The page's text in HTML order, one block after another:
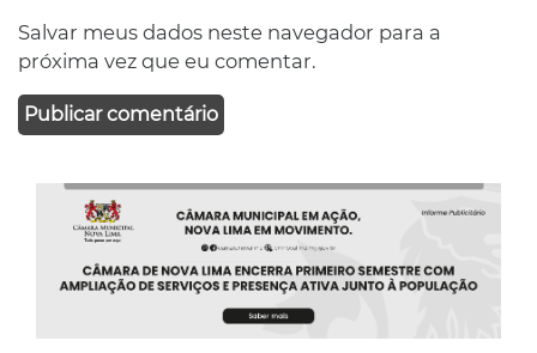
Salvar meus dados neste navegador para a
próxima vez que eu comentar.